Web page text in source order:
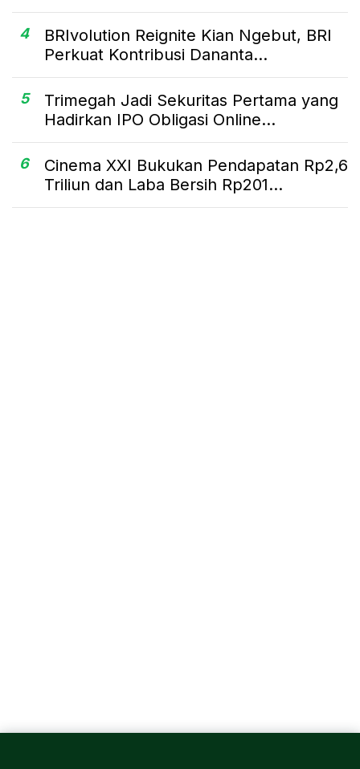
4
BRIvolution Reignite Kian Ngebut, BRI
Perkuat Kontribusi Dananta...
5
Trimegah Jadi Sekuritas Pertama yang
Hadirkan IPO Obligasi Online...
6
Cinema XXI Bukukan Pendapatan Rp2,6
Triliun dan Laba Bersih Rp201...